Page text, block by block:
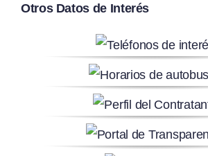
Otros Datos de Interés